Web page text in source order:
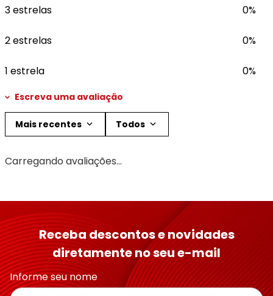
3 estrelas 0%
2 estrelas 0%
1 estrela 0%
Escreva uma avaliação
Título
Avalie o produto de 1 a 5 estrelas
★★★★★
Seu nome
Mais recentes Todos
Carregando avaliações…
Receba descontos e novidades
diretamente no seu e-mail
Informe seu nome